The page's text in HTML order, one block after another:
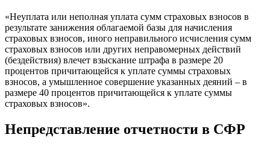
«Неуплата или неполная уплата сумм страховых взносов в
результате занижения облагаемой базы для начисления
страховых взносов, иного неправильного исчисления сумм
страховых взносов или других неправомерных действий
(бездействия) влечет взыскание штрафа в размере 20
процентов причитающейся к уплате суммы страховых
взносов, а умышленное совершение указанных деяний – в
размере 40 процентов причитающейся к уплате суммы
страховых взносов».
Непредставление отчетности в СФР